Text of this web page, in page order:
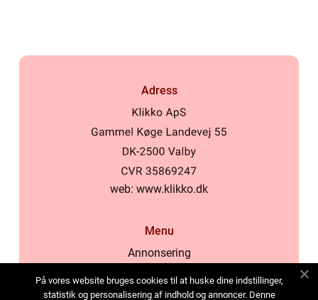
Adress
web: www.klikko.dk
Menu
Annonsering
Cookies
På vores website bruges cookies til at huske dine indstillinger,
statistik og personalisering af indhold og annoncer. Denne